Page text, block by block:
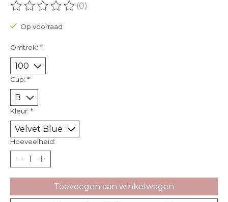
De beoordeling van dit product is
(0)
Op voorraad
Omtrek: *
Cup: *
Kleur: *
Hoeveelheid:
Toevoegen aan winkelwagen